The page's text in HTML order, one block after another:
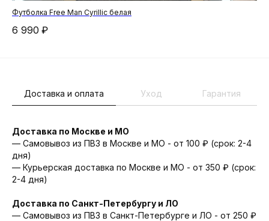
Футболка Free Man Cyrillic белая
6 990 ₽
Доставка и оплата Уход Гарантия
Доставка по Москве и МО
— Самовывоз из ПВЗ в Москве и МО - от 100 ₽ (срок: 2-4
дня)
— Курьерская доставка по Москве и МО - от 350 ₽ (срок:
2-4 дня)
Доставка по Санкт-Петербургу и ЛО
— Cамовывоз из ПВЗ в Санкт-Петербурге и ЛО - от 250 ₽